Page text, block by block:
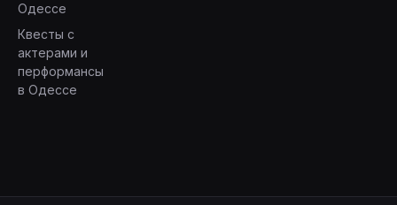
Одессе
Квесты с
актерами и
перформансы
в Одессе